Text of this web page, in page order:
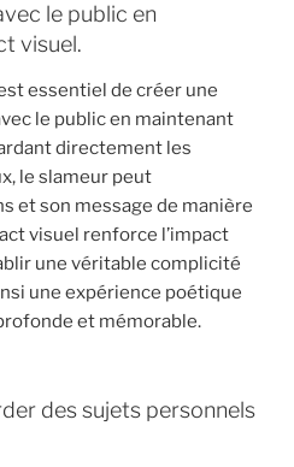
le public en
visuel.
essentiel de créer une
le public en maintenant
directement les
le slameur peut
et son message de manière
visuel renforce l’impact
une véritable complicité
une expérience poétique
et mémorable.
des sujets personnels